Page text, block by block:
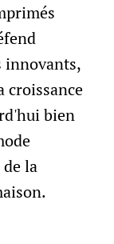
innovants,
croissance
bien
la